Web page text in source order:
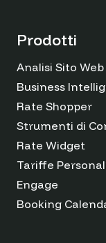
Prodotti
Analisi Sito
Business
Rate Shopper
Strumenti di
Rate Widget
Tariffe
Engage
Booking